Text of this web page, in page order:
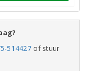
514427 of stuur